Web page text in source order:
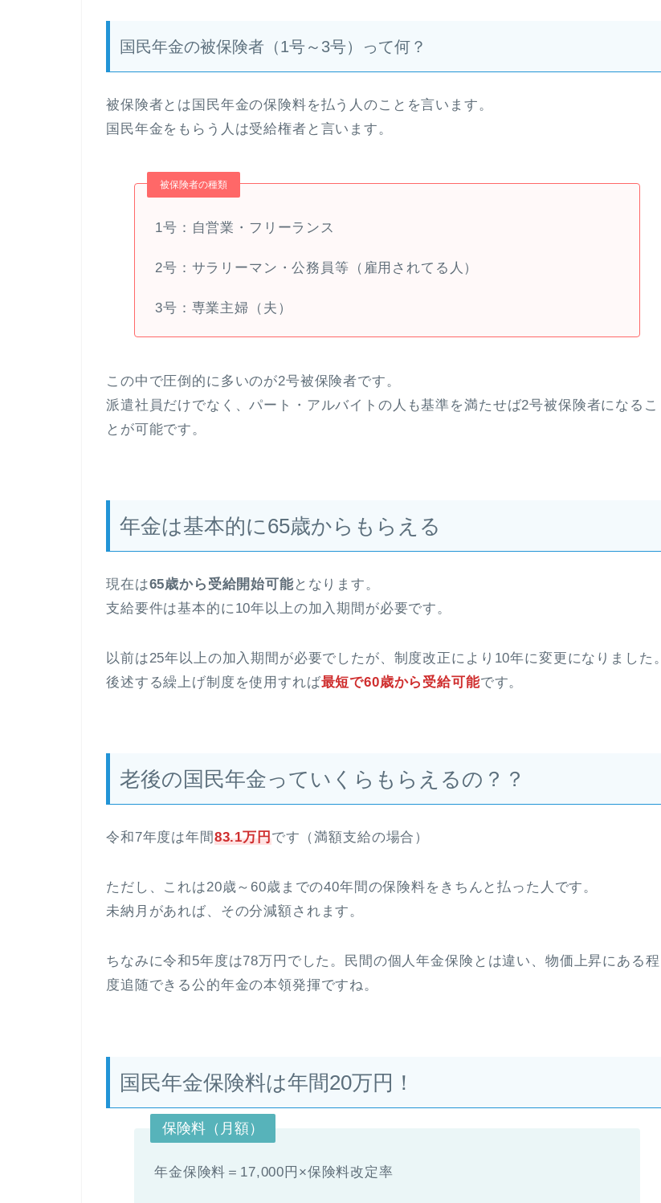
国民年金の被保険者（1号～3号）って何？
被保険者とは国民年金の保険料を払う人のことを言います。
国民年金をもらう人は受給権者と言います。
被保険者の種類
1号：自営業・フリーランス
2号：サラリーマン・公務員等（雇用されてる人）
3号：専業主婦（夫）
この中で圧倒的に多いのが2号被保険者です。
派遣社員だけでなく、パート・アルバイトの人も基準を満たせば2号被保険者になるこ
とが可能です。
年金は基本的に65歳からもらえる
現在は65歳から受給開始可能となります。
支給要件は基本的に10年以上の加入期間が必要です。
以前は25年以上の加入期間が必要でしたが、制度改正により10年に変更になりました。
後述する繰上げ制度を使用すれば最短で60歳から受給可能です。
老後の国民年金っていくらもらえるの？？
令和7年度は年間83.1万円です（満額支給の場合）
ただし、これは20歳～60歳までの40年間の保険料をきちんと払った人です。
未納月があれば、その分減額されます。
ちなみに令和5年度は78万円でした。民間の個人年金保険とは違い、物価上昇にある程
度追随できる公的年金の本領発揮ですね。
国民年金保険料は年間20万円！
保険料（月額）
年金保険料＝17,000円×保険料改定率